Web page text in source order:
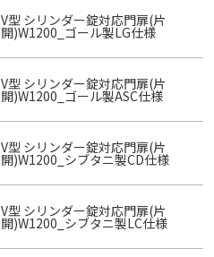
V型 シリンダー錠対応門扉(片
開)W1200_ゴール製LG仕様
V型 シリンダー錠対応門扉(片
開)W1200_ゴール製ASC仕様
V型 シリンダー錠対応門扉(片
開)W1200_シブタニ製CD仕様
V型 シリンダー錠対応門扉(片
開)W1200_シブタニ製LC仕様